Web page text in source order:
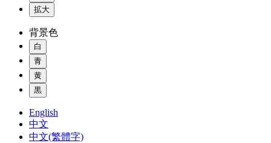
拡大
背景色
白
青
黄
黒
English
中文
中文(繁體字)